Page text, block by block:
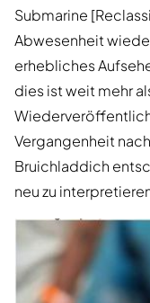
Submarine
Abwesenheit
erhebliches
dies ist weit mehr
Vergangenheit
Bruichladdich
neu zu